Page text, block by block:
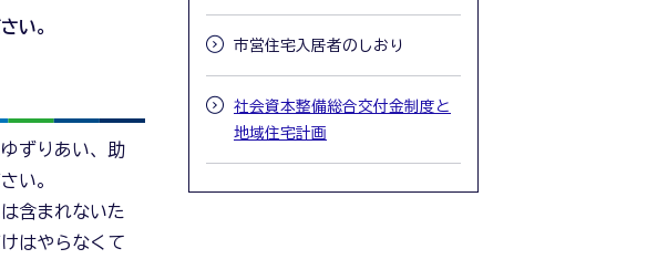
い。
ずりあい、助
い。
含まれないた
はやらなくて
市営住宅入居者のしおり
社会資本整備総合交付金制度と
地域住宅計画